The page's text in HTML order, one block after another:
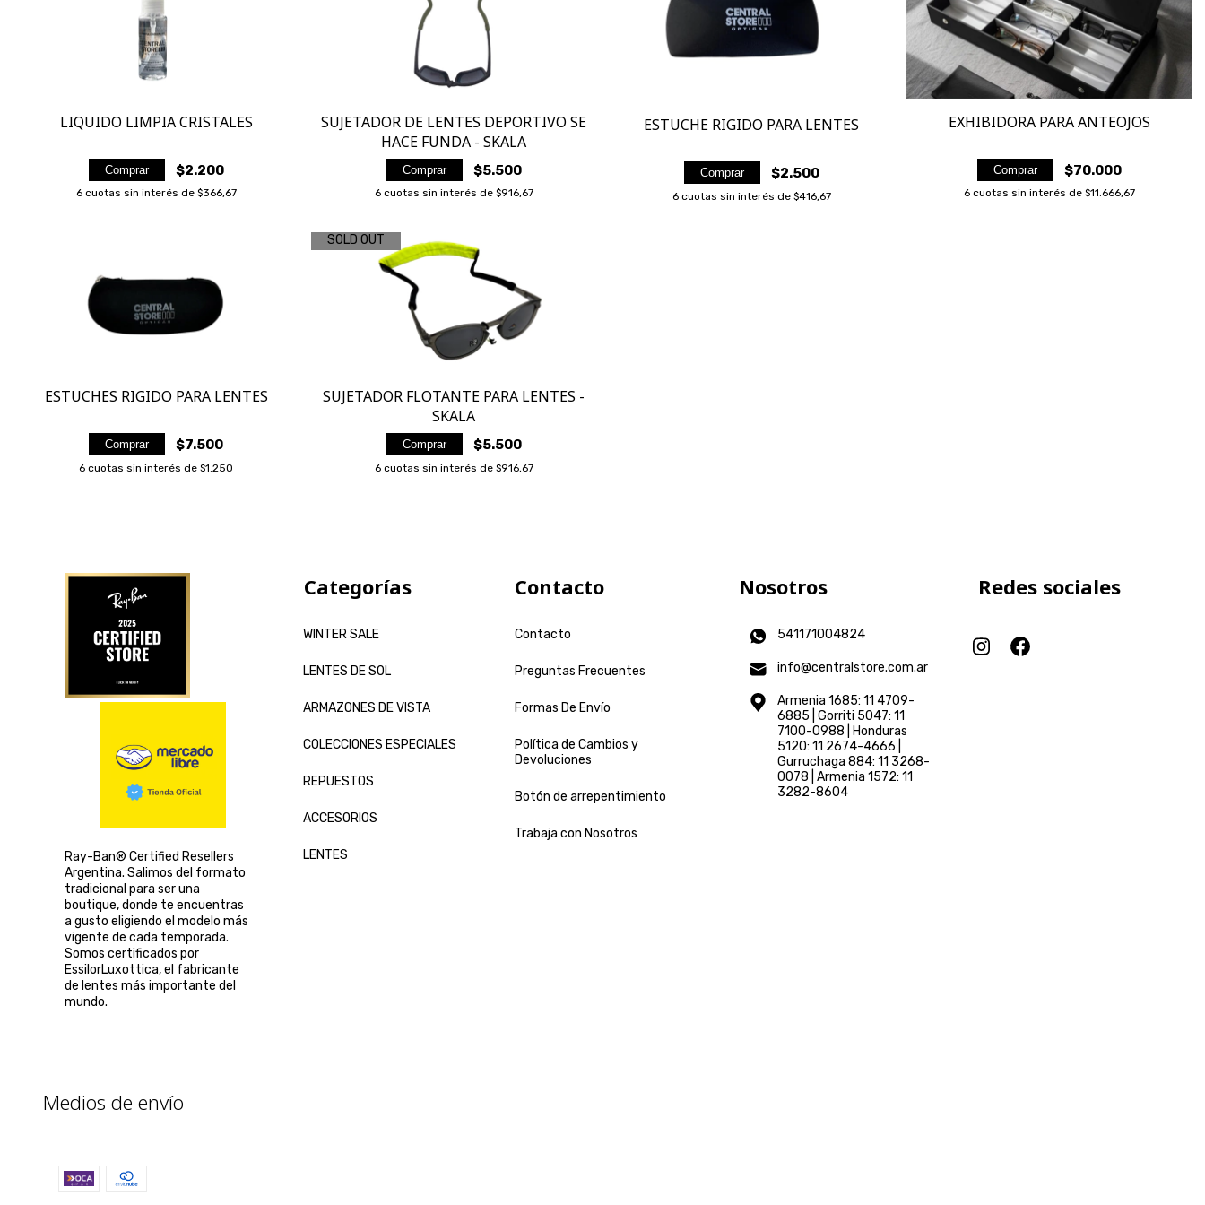
ARNETTE
NUEVA COLECCIÓN
PERSOL STEVE
PARA TU VISIÓN
OAKLEY GAMING
NUEVA COLECCIÓN
DOLCE & GABBANA
NUEVO VARILUX XR PRO
2X1 EN MULTIFOCALES
VARILUX
NUEVA GENERACIÓN
LIQUIDO LIMPIA CRISTALES
Comprar $2.200
6cuotas sin interés de $366,67
SUJETADOR DE LENTES DEPORTIVO SE
HACE FUNDA - SKALA
Comprar $5.500
6cuotas sin interés de $916,67
ESTUCHE RIGIDO PARA LENTES
Comprar $2.500
6cuotas sin interés de $416,67
EXHIBIDORA PARA ANTEOJOS
Comprar $70.000
6cuotas sin interés de $11.666,67
ESTUCHES RIGIDO PARA LENTES
Comprar $7.500
6 cuotas sin interés de $1.250
SOLD OUT
SUJETADOR FLOTANTE PARA LENTES -
SKALA
Comprar $5.500
6cuotas sin interés de $916,67
Ray-Ban® Certified Resellers
Argentina. Salimos del formato
tradicional para ser una
boutique, donde te encuentras
a gusto eligiendo el modelo más
vigente de cada temporada.
Somos certificados por
EssilorLuxottica, el fabricante
de lentes más importante del
mundo.
Categorías
WINTER SALE
LENTES DE SOL
ARMAZONES DE VISTA
COLECCIONES ESPECIALES
REPUESTOS
ACCESORIOS
LENTES
Contacto
Contacto
Preguntas Frecuentes
Formas De Envío
Política de Cambios y
Devoluciones
Botón de arrepentimiento
Trabaja con Nosotros
Nosotros
541171004824
info@centralstore.com.ar
Armenia 1685: 11 4709-
6885 | Gorriti 5047: 11
7100-0988 | Honduras
5120: 11 2674-4666 |
Gurruchaga 884: 11 3268-
0078 | Armenia 1572: 11
3282-8604
Redes sociales
Medios de envío